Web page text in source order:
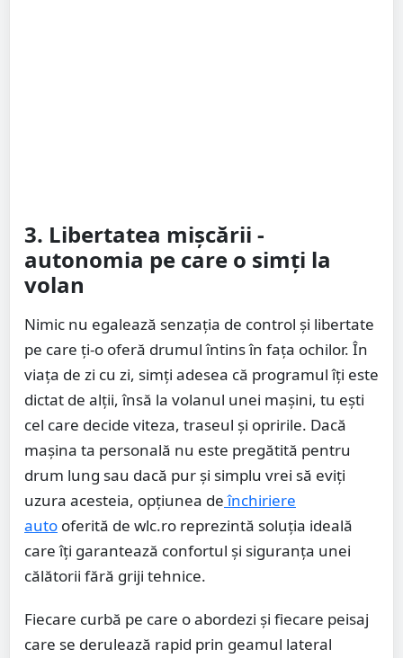
3. Libertatea mișcării -
autonomia pe care o simți la
volan
Nimic nu egalează senzația de control și libertate
pe care ți-o oferă drumul întins în fața ochilor. În
viața de zi cu zi, simți adesea că programul îți este
dictat de alții, însă la volanul unei mașini, tu ești
cel care decide viteza, traseul și opririle. Dacă
mașina ta personală nu este pregătită pentru
drum lung sau dacă pur și simplu vrei să eviți
uzura acesteia, opțiunea deînchiriere
auto oferită de wlc.ro reprezintă soluția ideală
care îți garantează confortul și siguranța unei
călătorii fără griji tehnice.
Fiecare curbă pe care o abordezi și fiecare peisaj
care se derulează rapid prin geamul lateral